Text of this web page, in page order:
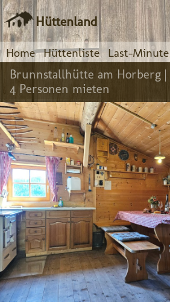
Hüttenland
Home Hüttenliste Last-Minute
Brunnstallhütte am Horberg |
4 Personen mieten